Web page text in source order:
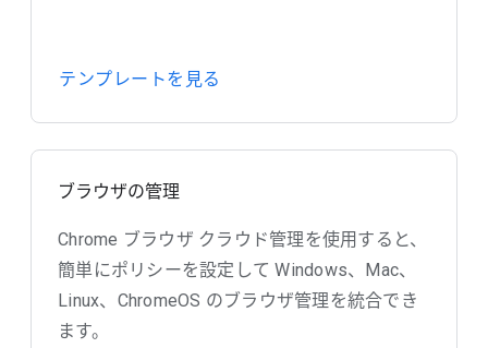
テンプレートを見る
ブラウザの管理
Chrome ブラウザ クラウド管理を使用すると、
簡単にポリシーを設定して Windows、Mac、
Linux、ChromeOS のブラウザ管理を統合でき
ます。